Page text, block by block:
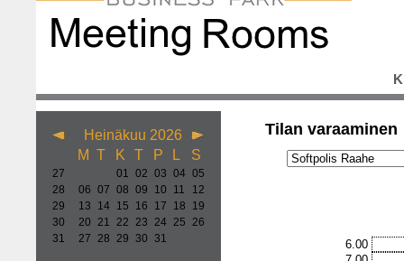
Heinäkuu 2026
M T K T P L S
27 01 02 03 04 05
28
06 07 08 09 10 11
12
29
13 14 15 16 17 18
19
30
20 21 22 23 24 25 26
31
27 28 29 30 31
Tilan varaaminen
6.00